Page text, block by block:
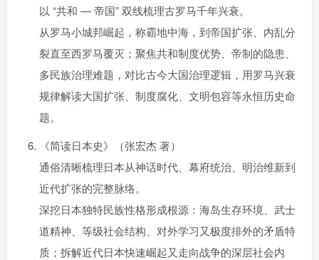
以 “共和 — 帝国” 双线梳理古罗马千年兴衰。
从罗马小城邦崛起，称霸地中海，到帝国扩张、内乱分
裂直至西罗马覆灭；聚焦共和制度优势、帝制的隐患、
多民族治理难题，对比古今大国治理逻辑，用罗马兴衰
规律解读大国扩张、制度腐化、文明包容等永恒历史命
题。
《简读日本史》（张宏杰 著）
通俗清晰梳理日本从神话时代、幕府统治、明治维新到
近代扩张的完整脉络。
深挖日本独特民族性格形成根源：海岛生存环境、武士
道精神、等级社会结构、对外学习又极度排外的矛盾特
质；拆解近代日本快速崛起又走向战争的深层社会内